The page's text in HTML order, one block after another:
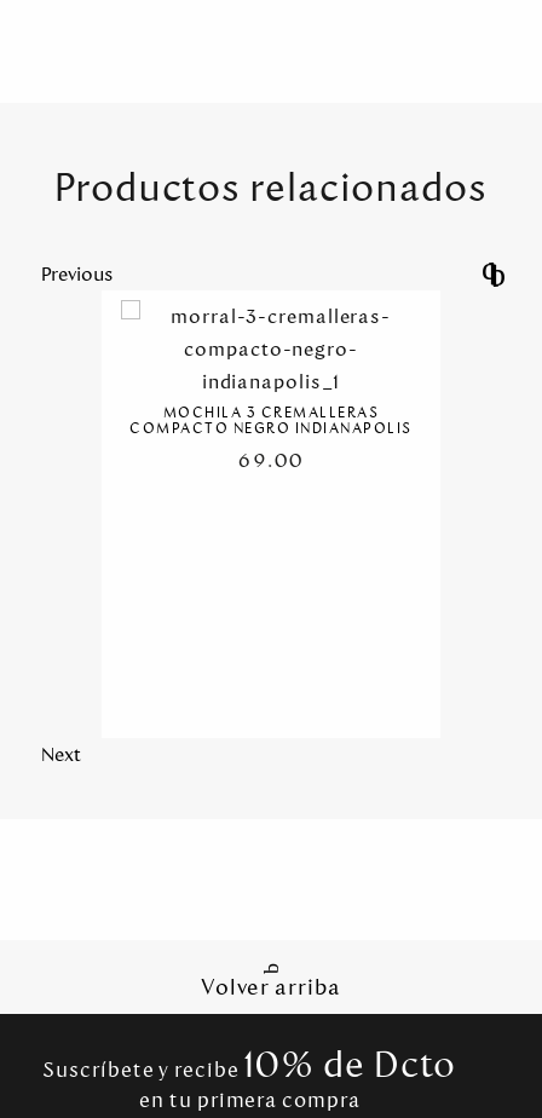
Productos relacionados
Previous
MOCHILA 3 CREMALLERAS
COMPACTO NEGRO INDIANAPOLIS
69.00
Next
Volver arriba
Suscríbete y recibe 10% de Dcto
en tu primera compra